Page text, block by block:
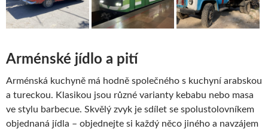
Arménské jídlo a pití
Arménská kuchyně má hodně společného s kuchyní arabskou
a tureckou. Klasikou jsou různé varianty kebabu nebo masa
ve stylu barbecue. Skvělý zvyk je sdílet se spolustolovníkem
objednaná jídla – objednejte si každý něco jiného a navzájem